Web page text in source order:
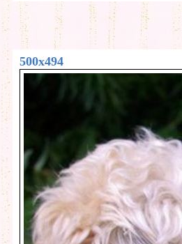
500x494